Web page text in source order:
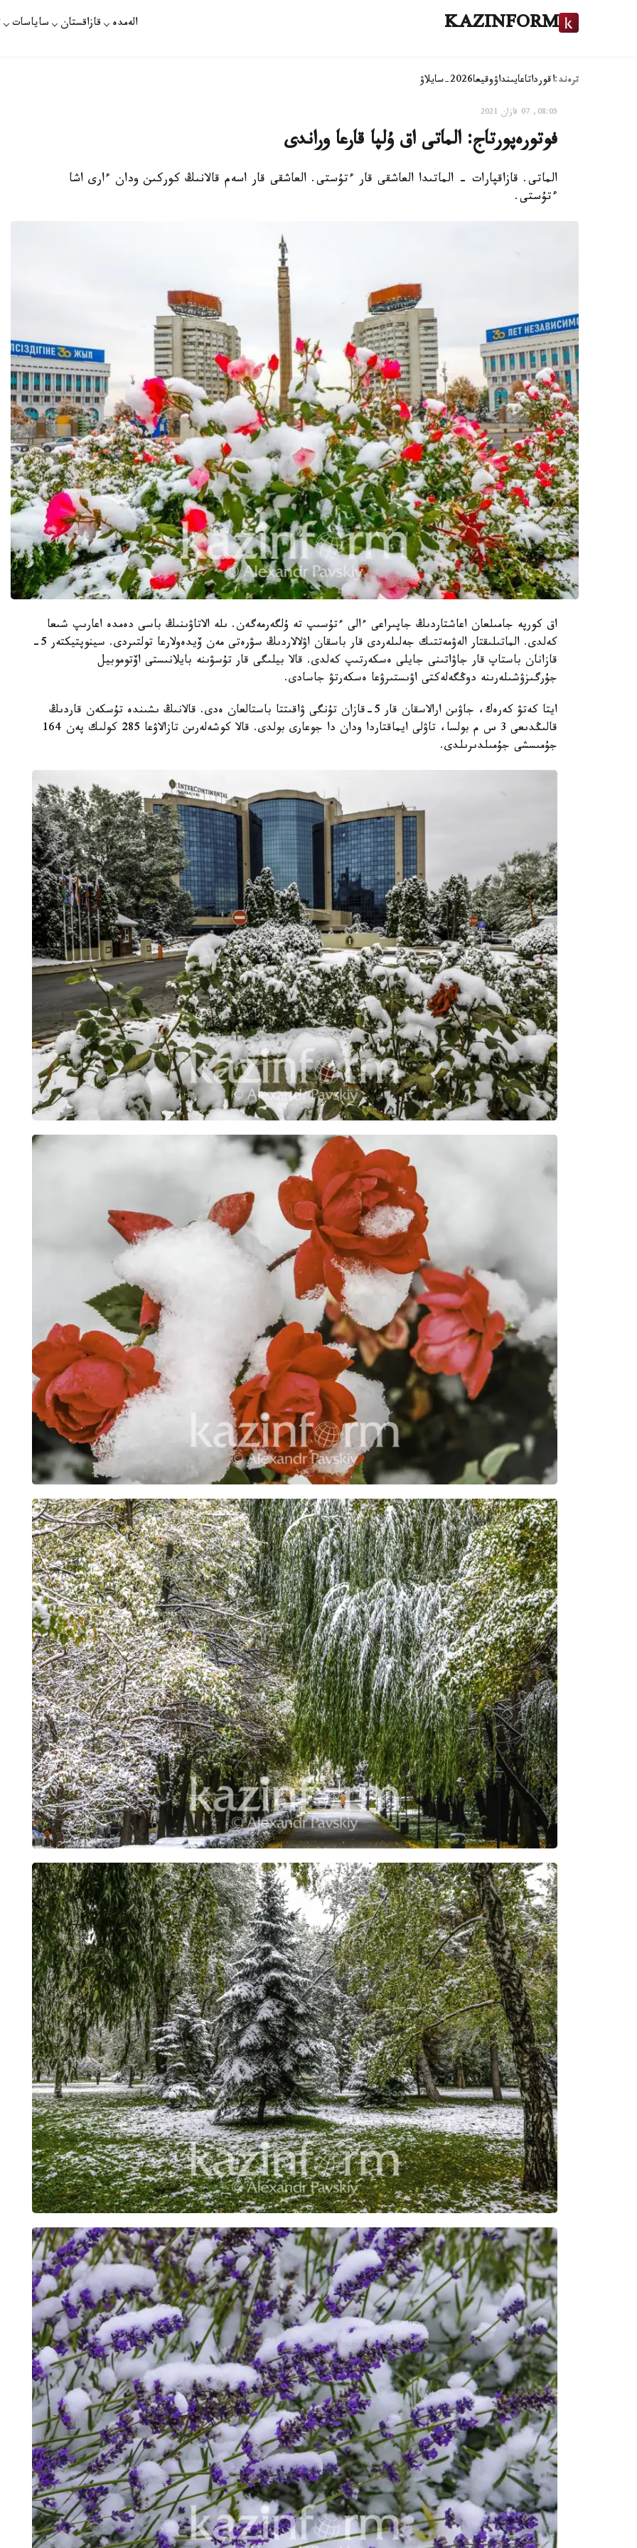
KAZINFORM الەمدە قازاقستان ساياسات
ترەند:اقورداتاعايىنداۋوقيعا2026-سايلاۋ
08:05, 07 قازان 2021
فوتورەپورتاج: الماتى اق ۇلپا قارعا وراندى
الماتى. قازاقپارات - الماتىدا العاشقى قار ءتۇستى. العاشقى قار اسەم قالانىڭ كوركىن ودان ءارى اشا
ءتۇستى.
اق كورپە جامىلعان اعاشتاردىڭ جاپىراعى ءالى ءتۇسىپ تە ۇلگەرمەگەن. ىلە الاتاۋىنىڭ باسى دەمدە اعارىپ شىعا
كەلدى. الماتىلىقتار الەۋمەتتىك جەلىلەردى قار باسقان اۋلالاردىڭ سۋرەتى مەن ۆيدەولارعا تولتىردى. سينوپتيكتەر 5-
قازانان باستاپ قار جاۋاتىنى جايلى ەسكەرتىپ كەلدى. قالا بيلىگى قار تۇسۋىنە بايلانىستى اۆتوموبيل
جۇرگىزۋشىلەرىنە دوڭگەلەكتى اۋىستىرۋعا ەسكەرتۋ جاسادى.
ايتا كەتۋ كەرەك، جاۋىن ارالاسقان قار 5-قازان تۇنگى ۋاقىتتا باستالعان ەدى. قالانىڭ ىشىندە تۇسكەن قاردىڭ
قالىڭدىعى 3 س م بولسا، تاۋلى ايماقتاردا ودان دا جوعارى بولدى. قالا كوشەلەرىن تازالاۋعا 285 كولىك پەن 164
جۇمىسشى جۇمىلدىرىلدى.